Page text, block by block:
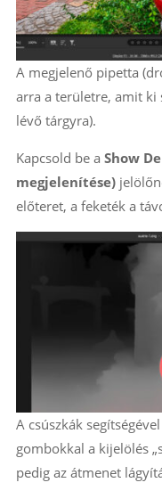
A megjelenő pipetta
arra a területre, amit ki
lévő tárgyra).
Kapcsold be a Show
megjelenítése)
előteret, a feketék a
A csúszkák
gombokkal a kijelölés
pedig az átmenet